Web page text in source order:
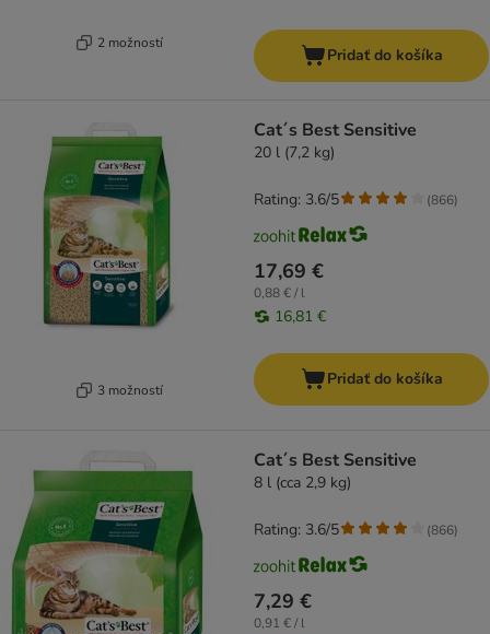
2 možností
Pridať do košíka
3 možností
Cat´s Best Sensitive
20 l (7,2 kg)
17,69 €
0,88 € / l
16,81 €
Rating: 3.6/5 (866)
Pridať do košíka
Cat´s Best Sensitive
8 l (cca 2,9 kg)
7,29 €
0,91 € / l
Rating: 3.6/5 (866)